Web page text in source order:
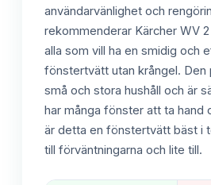
användarvänlighet och
rekommenderar Kärcher WV 2
alla som vill ha en smidig och
fönstertvätt utan krångel. Den
små och stora hushåll och är
har många fönster att ta hand
är detta en fönstertvätt bäst i
till förväntningarna och lite till.